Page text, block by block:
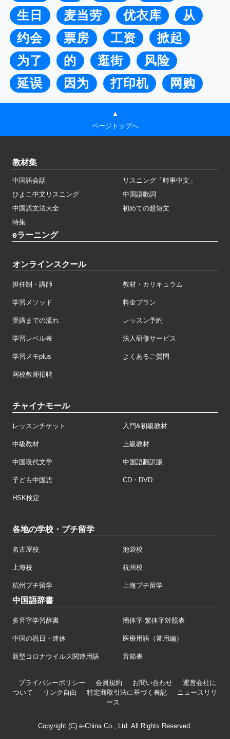
生日
麦当劳 优衣库
从
约会
票房 工资
掀起
为了
的 逛街
风险
延误
因为 打印机 网购
▲
ページトップへ
教材集
中国語会話
リスニング「時事中文」
ひよこ中文リスニング
中国語歌詞
中国語文法大全
初めての超短文
特集
eラーニング
オンラインスクール
担任制・講師 教材・カリキュラム
学習メソッド 料金プラン
受講までの流れ レッスン予約
学習レベル表 法人研修サービス
学習メモplus よくあるご質問
网校教师招聘
チャイナモール
レッスンチケット 入門&初級教材
中級教材 上級教材
中国現代文学 中国語翻訳版
子ども中国語 CD・DVD
HSK検定
各地の学校・プチ留学
名古屋校 池袋校
上海校 杭州校
杭州プチ留学 上海プチ留学
中国語辞書
多音字学習辞書 簡体字·繁体字対照表
中国の祝日・連休 医療用語（常用編）
新型コロナウイルス関連用語 音節表
プライバシーポリシー 会員規約 お問い合わせ
運営会社に
ついて
リンク自由 特定商取引法に基づく表記
ニュースリリ
ース
Copyright (C) e-China Co., Ltd. All Rights Reserved.